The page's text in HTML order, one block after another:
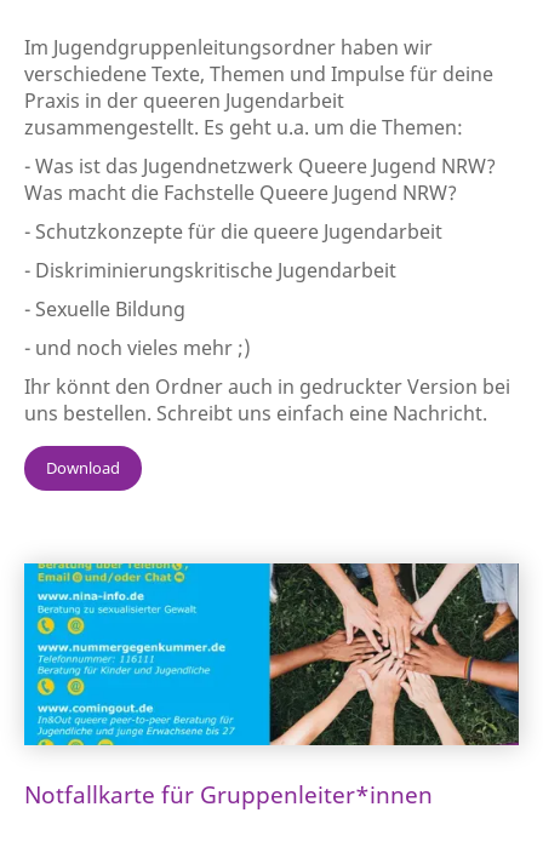
Im Jugendgruppenleitungsordner haben wir
verschiedene Texte, Themen und Impulse für deine
Praxis in der queeren Jugendarbeit
zusammengestellt. Es geht u.a. um die Themen:
- Was ist das Jugendnetzwerk Queere Jugend NRW?
Was macht die Fachstelle Queere Jugend NRW?
- Schutzkonzepte für die queere Jugendarbeit
- Diskriminierungskritische Jugendarbeit
- Sexuelle Bildung
- und noch vieles mehr ;)
Ihr könnt den Ordner auch in gedruckter Version bei
uns bestellen. Schreibt uns einfach eine Nachricht.
Download
Notfallkarte für Gruppenleiter*innen